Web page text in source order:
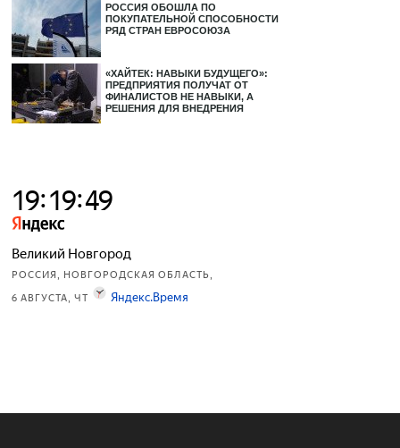
РОССИЯ ОБОШЛА ПО
ПОКУПАТЕЛЬНОЙ СПОСОБНОСТИ
РЯД СТРАН ЕВРОСОЮЗА
«ХАЙТЕК: НАВЫКИ БУДУЩЕГО»:
ПРЕДПРИЯТИЯ ПОЛУЧАТ ОТ
ФИНАЛИСТОВ НЕ НАВЫКИ, А
РЕШЕНИЯ ДЛЯ ВНЕДРЕНИЯ